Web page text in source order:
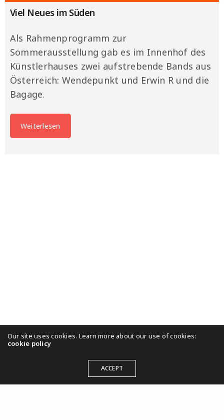
Viel Neues im Süden
Als Rahmenprogramm zur
Sommerausstellung gab es im Innenhof des
Künstlerhauses zwei aufstrebende Bands aus
Österreich: Wendepunkt und Erwin R und die
Bagage.
Weiterlesen
Our site uses cookies. Learn more about our use of cookies:
cookie policy
ACCEPT